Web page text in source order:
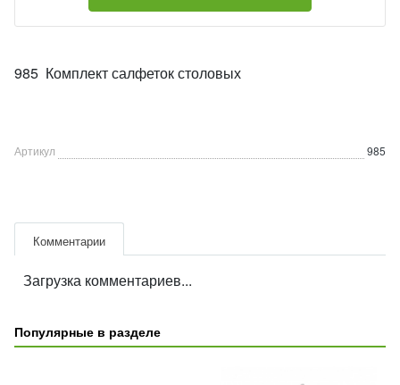
985 Комплект салфеток столовых
Артикул 985
Комментарии
Загрузка комментариев...
Популярные в разделе